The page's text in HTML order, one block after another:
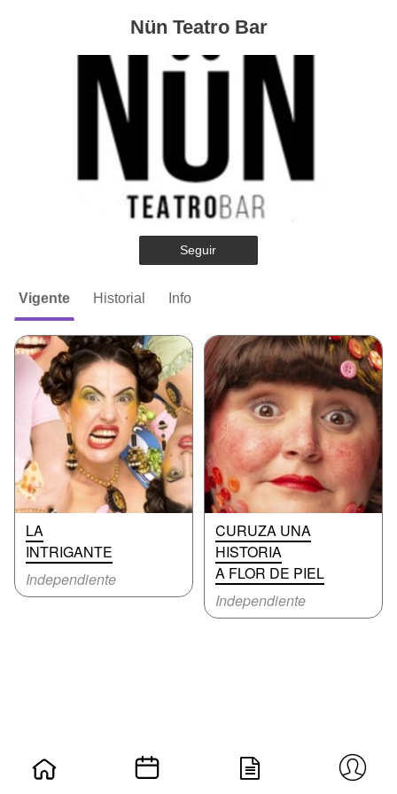
Nün Teatro Bar
Seguir
Vigente Historial Info
LA
INTRIGANTE
Independiente
CURUZA UNA
HISTORIA
A FLOR DE PIEL
Independiente